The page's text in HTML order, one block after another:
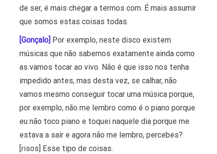
de ser, é mais chegar a termos com. É mais assumir
que somos estas coisas todas.
[Gonçalo] Por exemplo, neste disco existem
músicas que não sabemos exatamente ainda como
as vamos tocar ao vivo. Não é que isso nos tenha
impedido antes, mas desta vez, se calhar, não
vamos mesmo conseguir tocar uma música porque,
por exemplo, não me lembro como é o piano porque
eu não toco piano e toquei naquele dia porque me
estava a sair e agora não me lembro, percebes?
[risos] Esse tipo de coisas.